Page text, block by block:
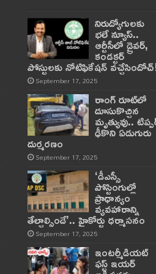
నిరుద్యోగులకు
భలే న్యూస్..
ఆర్టీసీలో డ్రైవర్,
కండక్టర్‌
పోస్టులకు నోటిఫికేషన్‌
September 17, 2025
రాంగ్ రూట్‌లో
దూసుకొచ్చిన
మృత్యువు..
ఢీకొని ఏడుగురు
దుర్మరణం
September 17, 2025
‘డీఎస్సీ
పోస్టింగుల్లో
ప్రాధాన్యం
వ్యవహారాన్ని
తేల్చాల్సిందే’.. హైకోర్టు ధర్మాసనం
September 17, 2025
ఇంటర్మీడియట్
ఫస్ట్‌ ఇయర్‌